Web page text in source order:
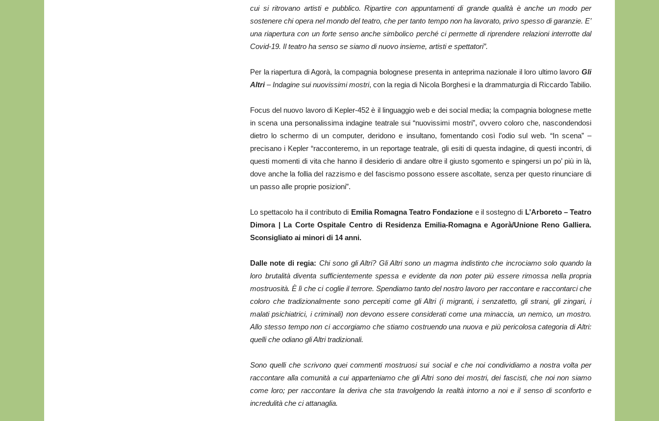
cui si ritrovano artisti e pubblico. Ripartire con appuntamenti di grande qualità è anche un modo per
sostenere chi opera nel mondo del teatro, che per tanto tempo non ha lavorato, privo spesso di garanzie. E’
una riapertura con un forte senso anche simbolico perché ci permette di riprendere relazioni interrotte dal
Covid-19. Il teatro ha senso se siamo di nuovo insieme, artisti e spettatori”.
Per la riapertura di Agorà, la compagnia bolognese presenta in anteprima nazionale il loro ultimo lavoro Gli
Altri – Indagine sui nuovissimi mostri, con la regia di Nicola Borghesi e la drammaturgia di Riccardo Tabilio.
Focus del nuovo lavoro di Kepler-452 è il linguaggio web e dei social media; la compagnia bolognese mette
in scena una personalissima indagine teatrale sui “nuovissimi mostri”, ovvero coloro che, nascondendosi
dietro lo schermo di un computer, deridono e insultano, fomentando così l’odio sul web. “In scena” –
precisano i Kepler “racconteremo, in un reportage teatrale, gli esiti di questa indagine, di questi incontri, di
questi momenti di vita che hanno il desiderio di andare oltre il giusto sgomento e spingersi un po’ più in là,
dove anche la follia del razzismo e del fascismo possono essere ascoltate, senza per questo rinunciare di
un passo alle proprie posizioni”.
Lo spettacolo ha il contributo di Emilia Romagna Teatro Fondazione e il sostegno di L’Arboreto – Teatro
Dimora | La Corte Ospitale Centro di Residenza Emilia-Romagna e Agorà/Unione Reno Galliera.
Sconsigliato ai minori di 14 anni.
Dalle note di regia: Chi sono gli Altri? Gli Altri sono un magma indistinto che incrociamo solo quando la
loro brutalità diventa sufficientemente spessa e evidente da non poter più essere rimossa nella propria
mostruosità. È lì che ci coglie il terrore. Spendiamo tanto del nostro lavoro per raccontare e raccontarci che
coloro che tradizionalmente sono percepiti come gli Altri (i migranti, i senzatetto, gli strani, gli zingari, i
malati psichiatrici, i criminali) non devono essere considerati come una minaccia, un nemico, un mostro.
Allo stesso tempo non ci accorgiamo che stiamo costruendo una nuova e più pericolosa categoria di Altri:
quelli che odiano gli Altri tradizionali.
Sono quelli che scrivono quei commenti mostruosi sui social e che noi condividiamo a nostra volta per
raccontare alla comunità a cui apparteniamo che gli Altri sono dei mostri, dei fascisti, che noi non siamo
come loro; per raccontare la deriva che sta travolgendo la realtà intorno a noi e il senso di sconforto e
incredulità che ci attanaglia.